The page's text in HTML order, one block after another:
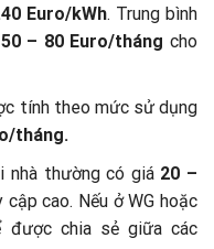
Euro/kWh. Trung bình
50 – 80 Euro/tháng cho
tính theo mức sử dụng
tháng.
thường có giá 20 –
cao. Nếu ở WG hoặc
chia sẻ giữa các